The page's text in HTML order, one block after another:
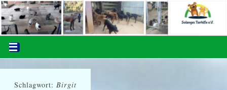
Schlagwort: Birgit